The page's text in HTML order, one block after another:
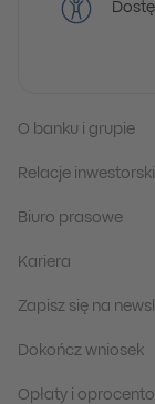
O banku i grupie
Relacje
Biuro prasowe
Kariera
Zapisz się na
Dokończ wniosek
Opłaty i